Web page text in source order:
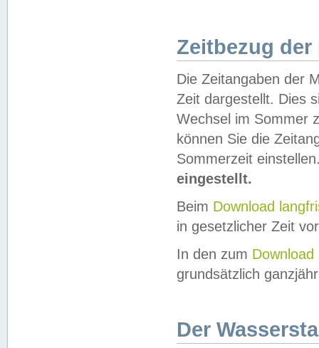
Zeitbezug der
Die Zeitangaben der
Zeit dargestellt. Dies
Wechsel im Sommer
können Sie die
Sommerzeit
eingestellt.
Beim Download
in gesetzlicher Zeit
In den zum Download
grundsätzlich
Der